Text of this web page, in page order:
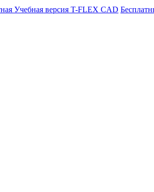
Учебная версия T-FLEX CAD